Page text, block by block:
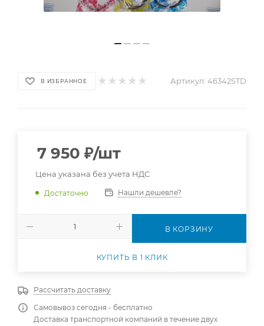
В ИЗБРАННОЕ Артикул: 46342STD
7 950 ₽/шт
Цена указана без учета НДС
Достаточно Нашли дешевле?
В КОРЗИНУ
КУПИТЬ В 1 КЛИК
Рассчитать доставку
Самовывоз сегодня - бесплатно
Доставка транспортной компаний в течение двух